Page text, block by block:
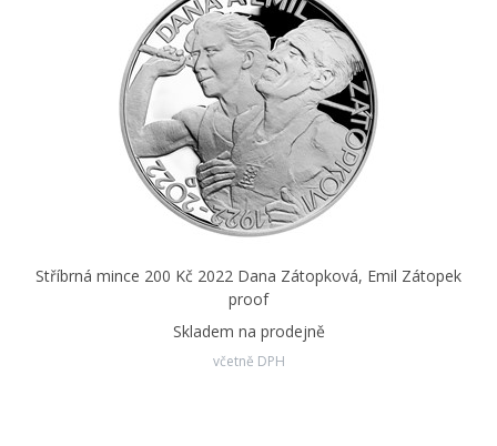
Stříbrná mince 200 Kč 2022 Dana Zátopková, Emil Zátopek
proof
Skladem na prodejně
včetně DPH